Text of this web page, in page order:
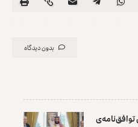
بدون دیدگاه